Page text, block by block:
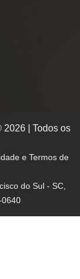
| Todos os
e Termos de
do Sul - SC,